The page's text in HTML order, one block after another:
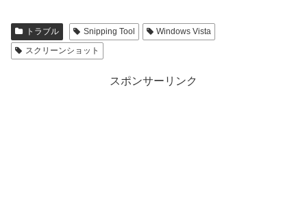
トラブル Snipping Tool
Windows Vista
スクリーンショット
スポンサーリンク